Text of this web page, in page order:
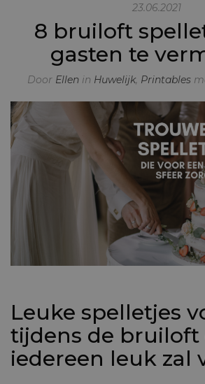
23.06.2021
8 bruiloft
gasten te
Door Ellen in Huwelijk, Printables
Leuke spelletjes
tijdens de bruiloft
iedereen leuk zal